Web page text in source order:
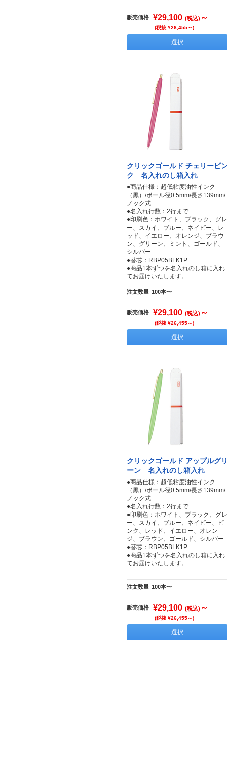
販売価格 ¥29,100 (税込) ～
(税抜 ¥26,455～)
選択
クリックゴールド チェリーピ
ク 名入れのし箱入れ
●商品仕様：超低粘度油性インク
（黒）/ボール径0.5mm/長さ139mm/
ノック式
●名入れ行数：2行まで
●印刷色：ホワイト、ブラック、グレ
ー、スカイ、ブルー、ネイビー、レ
ッド、イエロー、オレンジ、ブラウ
ン、グリーン、ミント、ゴールド、
シルバー
●替芯：RBP05BLK1P
●商品1本ずつを名入れのし箱に入れ
てお届けいたします。
注文数量 100本〜
販売価格 ¥29,100 (税込) ～
(税抜 ¥26,455～)
選択
クリックゴールド アップルグ
ーン 名入れのし箱入れ
●商品仕様：超低粘度油性インク
（黒）/ボール径0.5mm/長さ139mm/
ノック式
●名入れ行数：2行まで
●印刷色：ホワイト、ブラック、グレ
ー、スカイ、ブルー、ネイビー、ピ
ンク、レッド、イエロー、オレン
ジ、ブラウン、ゴールド、シルバー
●替芯：RBP05BLK1P
●商品1本ずつを名入れのし箱に入れ
てお届けいたします。
注文数量 100本〜
販売価格 ¥29,100 (税込) ～
(税抜 ¥26,455～)
選択